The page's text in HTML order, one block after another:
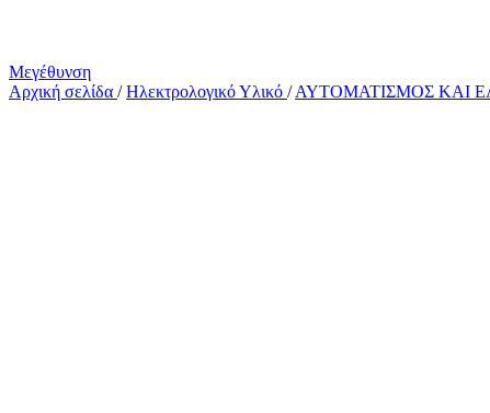
Μεγέθυνση
Αρχική σελίδα / Ηλεκτρολογικό Υλικό / ΑΥΤΟΜΑΤΙΣΜΟΣ ΚΑΙ